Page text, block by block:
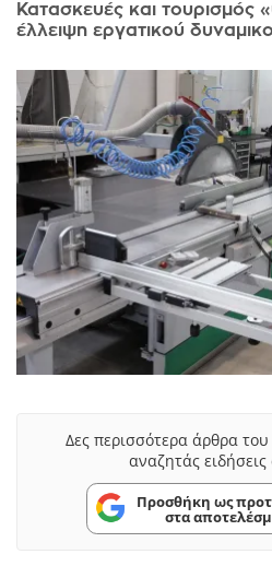
Κατασκευές και τουρισμός
έλλειψη εργατικού
Δες περισσότερα άρθρα
αναζητάς
Προσθήκη ως
στα